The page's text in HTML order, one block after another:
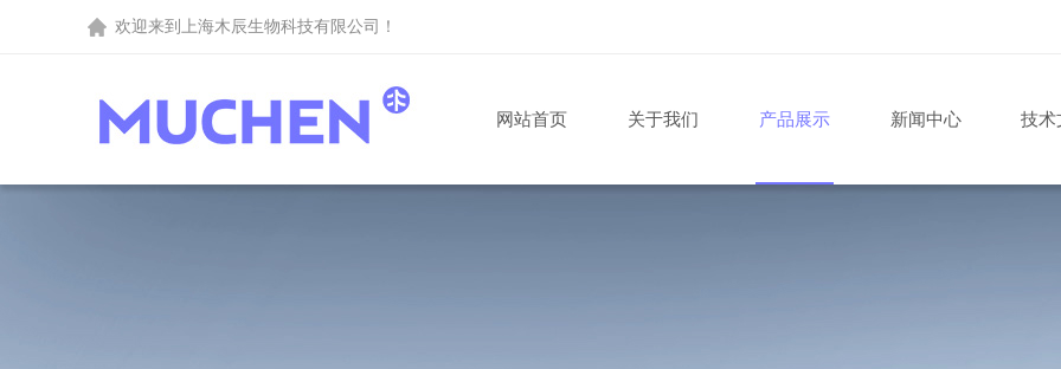
欢迎来到 上海木辰生物科技有限公司 ！
网站首页 关于我们 产品展示 新闻中心 技术